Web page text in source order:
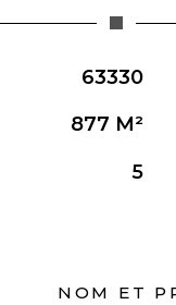
63330
877 M²
5
NOM ET